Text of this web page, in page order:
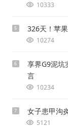
10333
5 326天！苹
10274
6
享界G9泥坑
言
10234
7 女子患甲沟
5121